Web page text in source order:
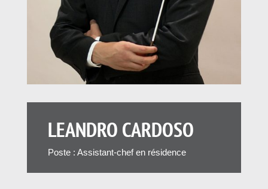
LEANDRO CARDOSO
Poste : Assistant-chef en résidence